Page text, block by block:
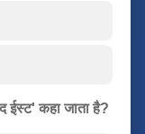
ईस्ट' कहा जाता है?